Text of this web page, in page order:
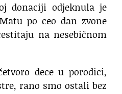
donaciji odjeknula je
po ceo dan zvone
na nesebičnom
dece u porodici,
rano smo ostali bez